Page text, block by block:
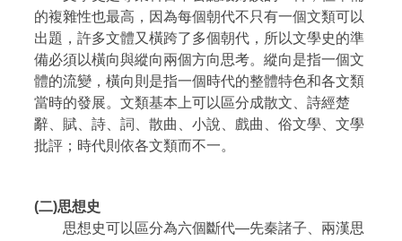
的複雜性也最高，因為每個朝代不只有一個文類可以
出題，許多文體又橫跨了多個朝代，所以文學史的準
備必須以橫向與縱向兩個方向思考。縱向是指一個文
體的流變，橫向則是指一個時代的整體特色和各文類
當時的發展。文類基本上可以區分成散文、詩經楚
辭、賦、詩、詞、散曲、小說、戲曲、俗文學、文學
批評；時代則依各文類而不一。
(二)思想史
思想史可以區分為六個斷代—先秦諸子、兩漢思